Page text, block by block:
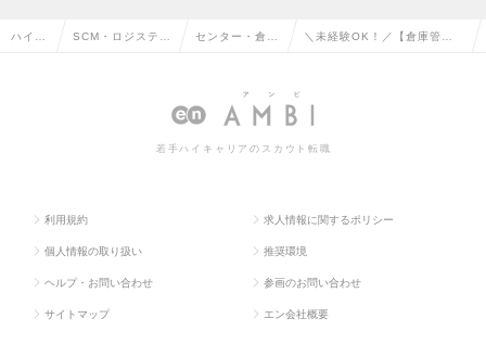
ハイク SCM・ロジスティ センター・倉庫
車管理の転職
＼未経験OK！／【倉庫管
業◎有給24日付与の求人情報
若手ハイキャリアのスカウト転職
利用規約 求人情報に関するポリシー
個人情報の取り扱い 推奨環境
ヘルプ・お問い合わせ 参画のお問い合わせ
サイトマップ エン会社概要